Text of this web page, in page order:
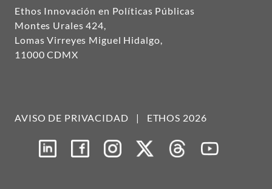
Ethos Innovación en Políticas Públicas
Montes Urales 424,
Lomas Virreyes Miguel Hidalgo,
11000 CDMX
AVISO DE PRIVACIDAD | ETHOS 2026